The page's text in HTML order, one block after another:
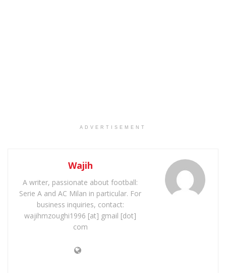
ADVERTISEMENT
Wajih
A writer, passionate about football:
Serie A and AC Milan in particular. For
business inquiries, contact:
wajihmzoughi1996 [at] gmail [dot]
com